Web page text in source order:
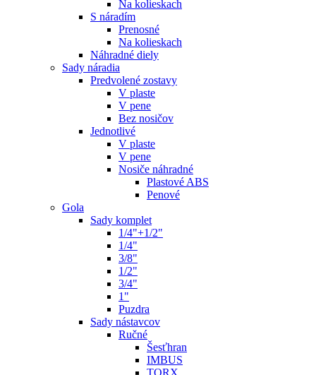
Na kolieskach
S náradím
Prenosné
Na kolieskach
Náhradné diely
Sady náradia
Predvolené zostavy
V plaste
V pene
Bez nosičov
Jednotlivé
V plaste
V pene
Nosiče náhradné
Plastové ABS
Penové
Gola
Sady komplet
1/4"+1/2"
1/4"
3/8"
1/2"
3/4"
1"
Puzdra
Sady nástavcov
Ručné
Šesťhran
IMBUS
TORX